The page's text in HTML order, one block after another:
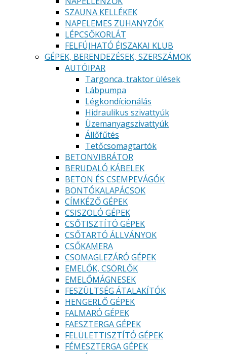
SZAUNA KELLÉKEK
NAPELEMES ZUHANYZÓK
LÉPCSŐKORLÁT
FELFÚJHATÓ ÉJSZAKAI KLUB
GÉPEK, BERENDEZÉSEK, SZERSZÁMOK
AUTÓIPAR
Targonca, traktor ülések
Lábpumpa
Légkondícionálás
Hidraulikus szivattyúk
Üzemanyagszivattyúk
Állőfűtés
Tetőcsomagtartók
BETONVIBRÁTOR
BERUDALÓ KÁBELEK
BETON ÉS CSEMPEVÁGÓK
BONTÓKALAPÁCSOK
CÍMKÉZŐ GÉPEK
CSISZOLÓ GÉPEK
CSŐTISZTÍTÓ GÉPEK
CSŐTARTÓ ÁLLVÁNYOK
CSŐKAMERA
CSOMAGLEZÁRÓ GÉPEK
EMELŐK, CSÖRLŐK
EMELŐMÁGNESEK
FESZÜLTSÉG ÁTALAKÍTÓK
HENGERLŐ GÉPEK
FALMARÓ GÉPEK
FAESZTERGA GÉPEK
FELÜLETTISZTÍTÓ GÉPEK
FÉMESZTERGA GÉPEK